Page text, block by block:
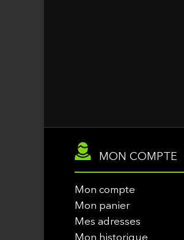
MON COMPTE
Mon compte
Mon panier
Mes adresses